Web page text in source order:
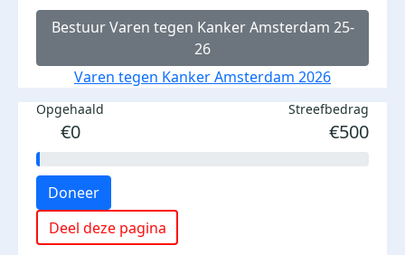
Bestuur Varen tegen Kanker Amsterdam 25-
26
Varen tegen Kanker Amsterdam 2026
Opgehaald
€0
Streefbedrag
€500
Doneer
Deel deze pagina